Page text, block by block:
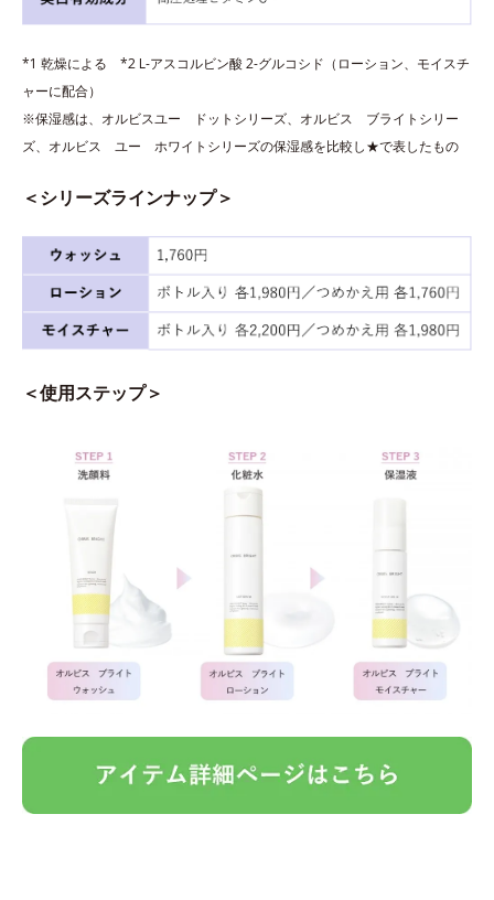
*1 乾燥による *2 L-アスコルビン酸 2-グルコシド（ローション、モイスチ
ャーに配合）
※保湿感は、オルビスユー ドットシリーズ、オルビス ブライトシリー
ズ、オルビス ユー ホワイトシリーズの保湿感を比較し★で表したもの
＜シリーズラインナップ＞
＜使用ステップ＞